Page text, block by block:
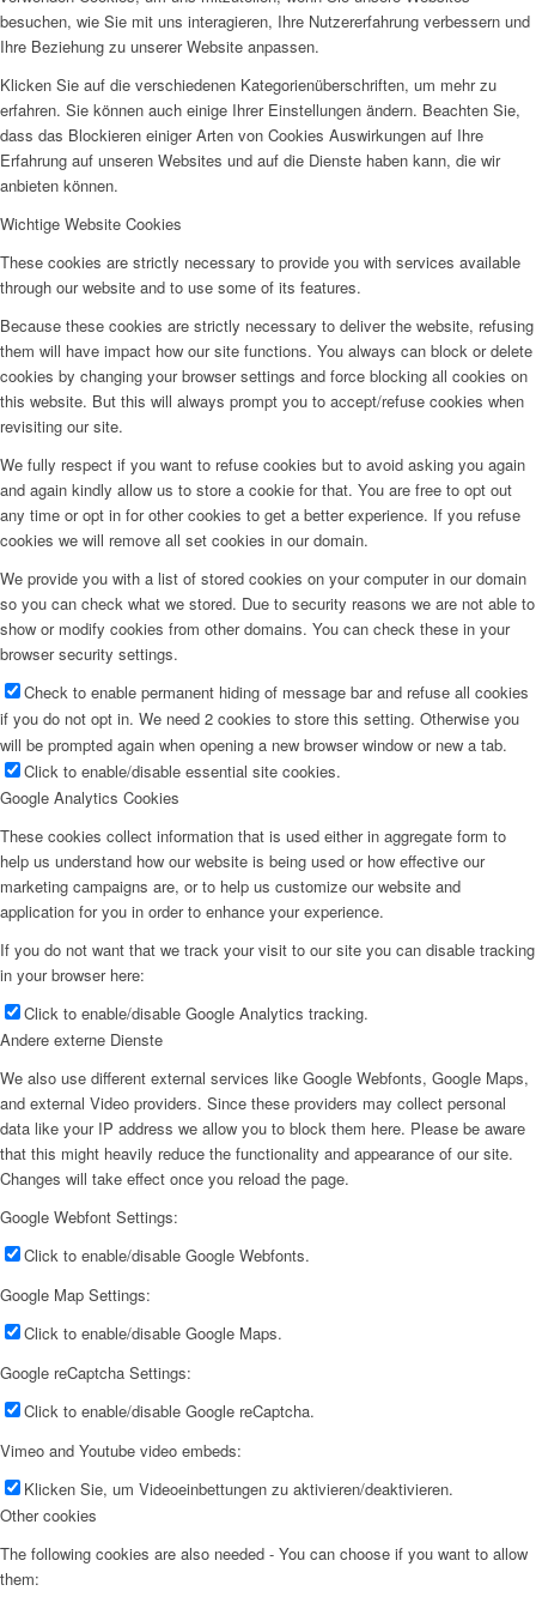
besuchen, wie Sie mit uns interagieren, Ihre Nutzererfahrung verbessern und
Ihre Beziehung zu unserer Website anpassen.
Klicken Sie auf die verschiedenen Kategorienüberschriften, um mehr zu
erfahren. Sie können auch einige Ihrer Einstellungen ändern. Beachten Sie,
dass das Blockieren einiger Arten von Cookies Auswirkungen auf Ihre
Erfahrung auf unseren Websites und auf die Dienste haben kann, die wir
anbieten können.
Wichtige Website Cookies
These cookies are strictly necessary to provide you with services available
through our website and to use some of its features.
Because these cookies are strictly necessary to deliver the website, refusing
them will have impact how our site functions. You always can block or delete
cookies by changing your browser settings and force blocking all cookies on
this website. But this will always prompt you to accept/refuse cookies when
revisiting our site.
We fully respect if you want to refuse cookies but to avoid asking you again
and again kindly allow us to store a cookie for that. You are free to opt out
any time or opt in for other cookies to get a better experience. If you refuse
cookies we will remove all set cookies in our domain.
We provide you with a list of stored cookies on your computer in our domain
so you can check what we stored. Due to security reasons we are not able to
show or modify cookies from other domains. You can check these in your
browser security settings.
Check to enable permanent hiding of message bar and refuse all cookies
if you do not opt in. We need 2 cookies to store this setting. Otherwise you
will be prompted again when opening a new browser window or new a tab.
Click to enable/disable essential site cookies.
Google Analytics Cookies
These cookies collect information that is used either in aggregate form to
help us understand how our website is being used or how effective our
marketing campaigns are, or to help us customize our website and
application for you in order to enhance your experience.
If you do not want that we track your visit to our site you can disable tracking
in your browser here:
Click to enable/disable Google Analytics tracking.
Andere externe Dienste
We also use different external services like Google Webfonts, Google Maps,
and external Video providers. Since these providers may collect personal
data like your IP address we allow you to block them here. Please be aware
that this might heavily reduce the functionality and appearance of our site.
Changes will take effect once you reload the page.
Google Webfont Settings:
Click to enable/disable Google Webfonts.
Google Map Settings:
Click to enable/disable Google Maps.
Google reCaptcha Settings:
Click to enable/disable Google reCaptcha.
Vimeo and Youtube video embeds:
Klicken Sie, um Videoeinbettungen zu aktivieren/deaktivieren.
Other cookies
The following cookies are also needed - You can choose if you want to allow
them: